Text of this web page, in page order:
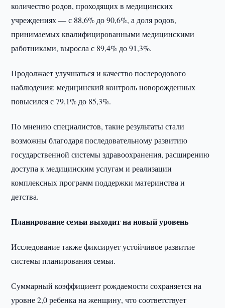
количество родов, проходящих в медицинских
учреждениях — с 88,6% до 90,6%, а доля родов,
принимаемых квалифицированными медицинскими
работниками, выросла с 89,4% до 91,3%.
Продолжает улучшаться и качество послеродового
наблюдения: медицинский контроль новорожденных
повысился с 79,1% до 85,3%.
По мнению специалистов, такие результаты стали
возможны благодаря последовательному развитию
государственной системы здравоохранения, расширению
доступа к медицинским услугам и реализации
комплексных программ поддержки материнства и
детства.
Планирование семьи выходит на новый уровень
Исследование также фиксирует устойчивое развитие
системы планирования семьи.
Суммарный коэффициент рождаемости сохраняется на
уровне 2,0 ребенка на женщину, что соответствует